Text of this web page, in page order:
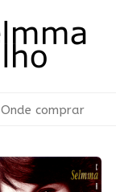
Onde comprar